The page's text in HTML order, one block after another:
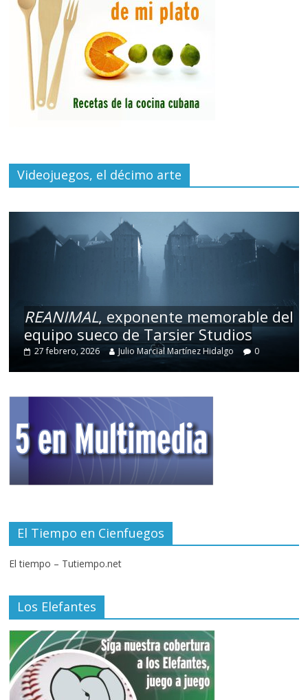
Videojuegos, el décimo arte
REANIMAL, exponente memorable del
equipo sueco de Tarsier Studios
27 febrero, 2026 Julio Marcial Martínez Hidalgo 0
El Tiempo en Cienfuegos
El tiempo – Tutiempo.net
Los Elefantes